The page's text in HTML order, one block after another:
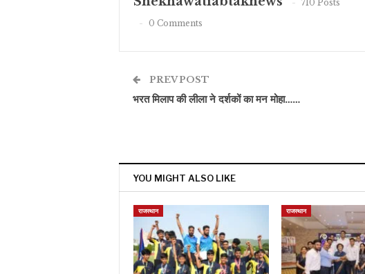
710 Posts
0 Comments
PREV POST
भरत मिलाप की लीला ने दर्शकों का मन मोहा……
YOU MIGHT ALSO LIKE
राजस्थान राजस्थान